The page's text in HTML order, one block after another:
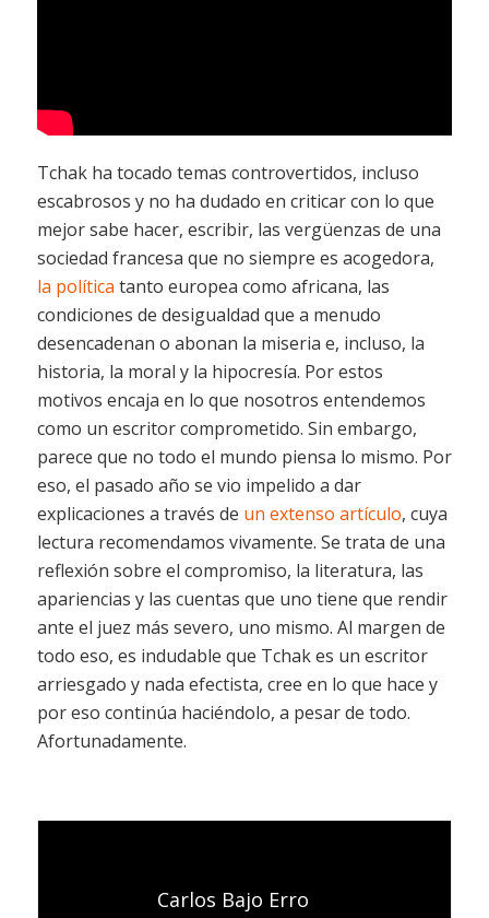
Tchak ha tocado temas controvertidos, incluso
escabrosos y no ha dudado en criticar con lo que
mejor sabe hacer, escribir, las vergüenzas de una
sociedad francesa que no siempre es acogedora,
la política tanto europea como africana, las
condiciones de desigualdad que a menudo
desencadenan o abonan la miseria e, incluso, la
historia, la moral y la hipocresía. Por estos
motivos encaja en lo que nosotros entendemos
como un escritor comprometido. Sin embargo,
parece que no todo el mundo piensa lo mismo. Por
eso, el pasado año se vio impelido a dar
explicaciones a través de un extenso artículo, cuya
lectura recomendamos vivamente. Se trata de una
reflexión sobre el compromiso, la literatura, las
apariencias y las cuentas que uno tiene que rendir
ante el juez más severo, uno mismo. Al margen de
todo eso, es indudable que Tchak es un escritor
arriesgado y nada efectista, cree en lo que hace y
por eso continúa haciéndolo, a pesar de todo.
Afortunadamente.
Carlos Bajo Erro